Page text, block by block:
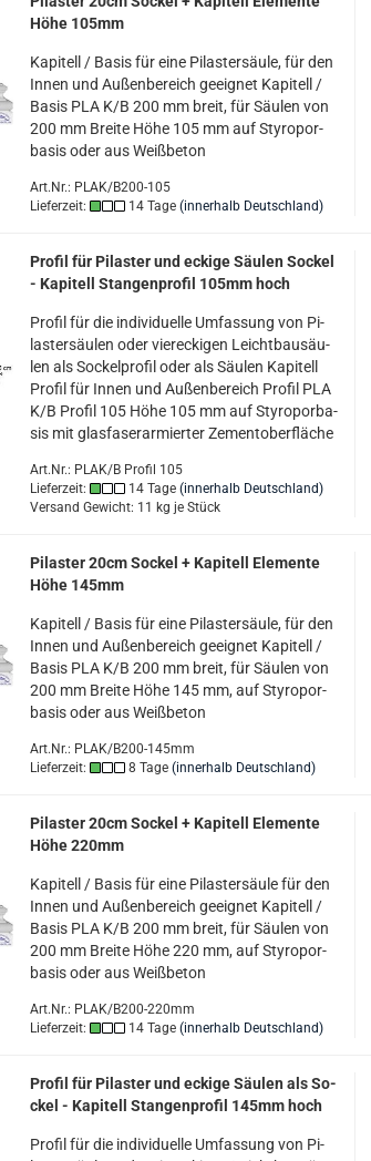
Höhe 105mm
Ka­pi­tell / Basis für eine Pi­las­ter­säu­le, für den
Innen und Au­ßen­be­reich ge­eig­net Ka­pi­tell /
Basis PLA K/B 200 mm breit, für Säu­len von
200 mm Brei­te Höhe 105 mm auf Sty­ro­por­
ba­sis oder aus Weiß­be­ton
Art.Nr.: PLAK/B200-105
Lieferzeit:
14 Tage (innerhalb Deutschland)
Pro­fil für Pi­las­ter und ecki­ge Säu­len So­ckel
- Ka­pi­tell Stan­gen­pro­fil 105mm hoch
Pro­fil für die in­di­vi­du­el­le Um­fas­sung von Pi­
las­ter­säu­len oder vier­ecki­gen Leicht­bau­säu­
len als So­ckel­pro­fil oder als Säu­len Ka­pi­tell
Pro­fil für Innen und Au­ßen­be­reich Pro­fil PLA
K/B Pro­fil 105 Höhe 105 mm auf Sty­ro­por­ba­
sis mit glas­fa­ser­ar­mier­ter Ze­ment­ober­flä­che
Art.Nr.: PLAK/B Profil 105
Lieferzeit:
14 Tage (innerhalb Deutschland)
Versand Gewicht: 11 kg je Stück
Pi­las­ter 20cm So­ckel + Ka­pi­tell Ele­men­te
Höhe 145mm
Ka­pi­tell / Basis für eine Pi­las­ter­säu­le, für den
Innen und Au­ßen­be­reich ge­eig­net Ka­pi­tell /
Basis PLA K/B 200 mm breit, für Säu­len von
200 mm Brei­te Höhe 145 mm, auf Sty­ro­por­
ba­sis oder aus Weiß­be­ton
Art.Nr.: PLAK/B200-145mm
Lieferzeit:
8 Tage (innerhalb Deutschland)
Pi­las­ter 20cm So­ckel + Ka­pi­tell Ele­men­te
Höhe 220mm
Ka­pi­tell / Basis für eine Pi­las­ter­säu­le für den
Innen und Au­ßen­be­reich ge­eig­net Ka­pi­tell /
Basis PLA K/B 200 mm breit, für Säu­len von
200 mm Brei­te Höhe 220 mm, auf Sty­ro­por­
ba­sis oder aus Weiß­be­ton
Art.Nr.: PLAK/B200-220mm
Lieferzeit:
14 Tage (innerhalb Deutschland)
Pro­fil für Pi­las­ter und ecki­ge Säu­len als So­
ckel - Ka­pi­tell Stan­gen­pro­fil 145mm hoch
Pro­fil für die in­di­vi­du­el­le Um­fas­sung von Pi­